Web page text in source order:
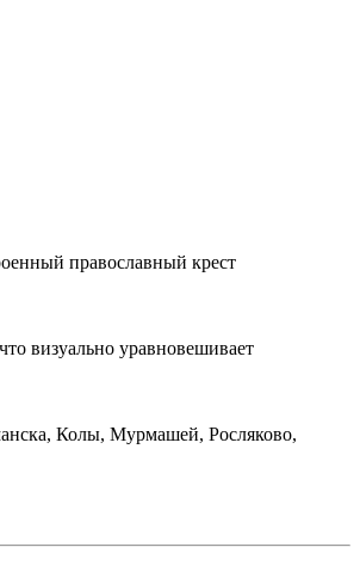
православный крест
визуально уравновешивает
Колы, Мурмашей, Росляково,